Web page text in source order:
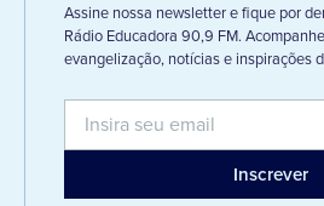
Assine nossa newsletter e fique por
Rádio Educadora 90,9 FM.
evangelização, notícias e inspirações